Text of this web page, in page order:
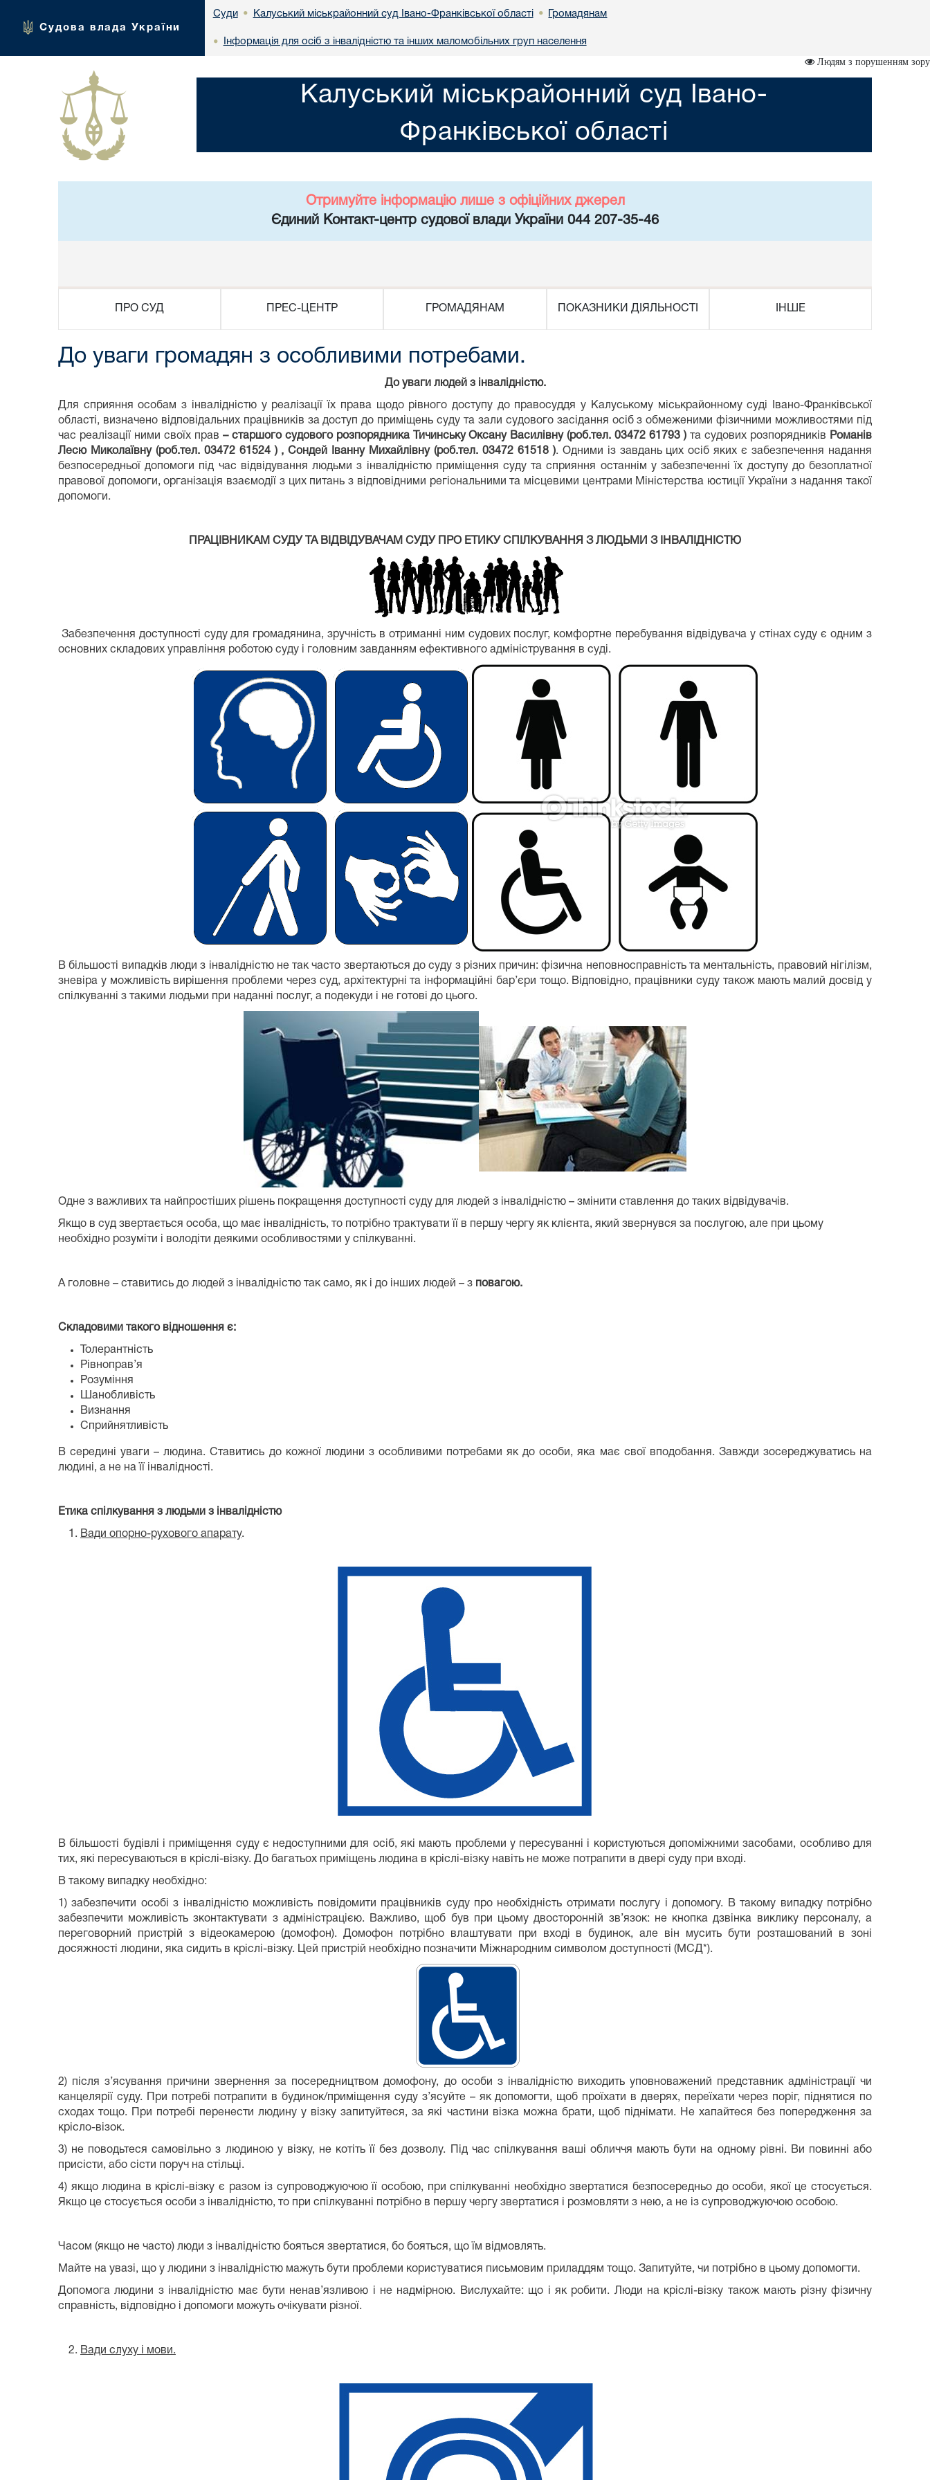
Судова влада України
Суди • Калуський міськрайонний суд Івано-Франківської області • Громадянам
• Інформація для осіб з інвалідністю та інших маломобільних груп населення
Людям з порушенням зору
Калуський міськрайонний суд Івано-
Франківської області
Отримуйте інформацію лише з офіційних джерел
Єдиний Контакт-центр судової влади України 044 207-35-46
ПРО СУД ПРЕС-ЦЕНТР ГРОМАДЯНАМ ПОКАЗНИКИ ДІЯЛЬНОСТІ ІНШЕ
До уваги громадян з особливими потребами.
До уваги людей з інвалідністю.
Для сприяння особам з інвалідністю у реалізації їх права щодо рівного доступу до правосуддя у Калуському міськрайонному суді Івано-Франківської
області, визначено відповідальних працівників за доступ до приміщень суду та зали судового засідання осіб з обмеженими фізичними можливостями під
час реалізації ними своїх прав – старшого судового розпорядника Тичинську Оксану Василівну (роб.тел. 03472 61793 ) та судових розпорядників
Романів
Лесю Миколаївну (роб.тел. 03472 61524 ) , Сондей Іванну Михайлівну (роб.тел. 03472 61518 ). Одними із завдань цих осіб яких є забезпечення надання
безпосередньої допомоги під час відвідування людьми з інвалідністю приміщення суду та сприяння останнім у забезпеченні їх доступу до безоплатної
правової допомоги, організація взаємодії з цих питань з відповідними регіональними та місцевими центрами Міністерства юстиції України з надання такої
допомоги.
ПРАЦІВНИКАМ СУДУ ТА ВІДВІДУВАЧАМ СУДУ ПРО ЕТИКУ СПІЛКУВАННЯ З ЛЮДЬМИ З ІНВАЛІДНІСТЮ
Забезпечення доступності суду для громадянина, зручність в отриманні ним судових послуг, комфортне перебування відвідувача у стінах суду є одним з
основних складових управління роботою суду і головним завданням ефективного адміністрування в суді.
В більшості випадків люди з інвалідністю не так часто звертаються до суду з різних причин: фізична неповносправність та ментальність, правовий нігілізм,
зневіра у можливість вирішення проблеми через суд, архітектурні та інформаційні бар’єри тощо. Відповідно, працівники суду також мають малий досвід у
спілкуванні з такими людьми при наданні послуг, а подекуди і не готові до цього.
Одне з важливих та найпростіших рішень покращення доступності суду для людей з інвалідністю – змінити ставлення до таких відвідувачів.
Якщо в суд звертається особа, що має інвалідність, то потрібно трактувати її в першу чергу як клієнта, який звернувся за послугою, але при цьому
необхідно розуміти і володіти деякими особливостями у спілкуванні.
А головне – ставитись до людей з інвалідністю так само, як і до інших людей – з повагою.
Складовими такого відношення є:
Толерантність
Рівноправ’я
Розуміння
Шанобливість
Визнання
Сприйнятливість
В середині уваги – людина. Ставитись до кожної людини з особливими потребами як до особи, яка має свої вподобання. Завжди зосереджуватись на
людині, а не на її інвалідності.
Етика спілкування з людьми з інвалідністю
Вади опорно-рухового апарату.
В більшості будівлі і приміщення суду є недоступними для осіб, які мають проблеми у пересуванні і користуються допоміжними засобами, особливо для
тих, які пересуваються в кріслі-візку. До багатьох приміщень людина в кріслі-візку навіть не може потрапити в двері суду при вході.
В такому випадку необхідно:
1) забезпечити особі з інвалідністю можливість повідомити працівників суду про необхідність отримати послугу і допомогу. В такому випадку потрібно
забезпечити можливість зконтактувати з адміністрацією. Важливо, щоб був при цьому двосторонній зв’язок: не кнопка дзвінка виклику персоналу, а
переговорний пристрій з відеокамерою (домофон). Домофон потрібно влаштувати при вході в будинок, але він мусить бути розташований в зоні
досяжності людини, яка сидить в кріслі-візку. Цей пристрій необхідно позначити Міжнародним символом доступності (МСД*).
2) після з’ясування причини звернення за посередництвом домофону, до особи з інвалідністю виходить уповноважений представник адміністрації чи
канцелярії суду. При потребі потрапити в будинок/приміщення суду з’ясуйте – як допомогти, щоб проїхати в дверях, переїхати через поріг, піднятися по
сходах тощо. При потребі перенести людину у візку запитуйтеся, за які частини візка можна брати, щоб піднімати. Не хапайтеся без попередження за
крісло-візок.
3) не поводьтеся самовільно з людиною у візку, не котіть її без дозволу. Під час спілкування ваші обличчя мають бути на одному рівні. Ви повинні або
присісти, або сісти поруч на стільці.
4) якщо людина в кріслі-візку є разом із супроводжуючою її особою, при спілкуванні необхідно звертатися безпосередньо до особи, якої це стосується.
Якщо це стосується особи з інвалідністю, то при спілкуванні потрібно в першу чергу звертатися і розмовляти з нею, а не із супроводжуючою особою.
Часом (якщо не часто) люди з інвалідністю бояться звертатися, бо бояться, що їм відмовлять.
Майте на увазі, що у людини з інвалідністю мажуть бути проблеми користуватися письмовим приладдям тощо. Запитуйте, чи потрібно в цьому допомогти.
Допомога людини з інвалідністю має бути ненав’язливою і не надмірною. Вислухайте: що і як робити. Люди на кріслі-візку також мають різну фізичну
справність, відповідно і допомоги можуть очікувати різної.
Вади слуху і мови.